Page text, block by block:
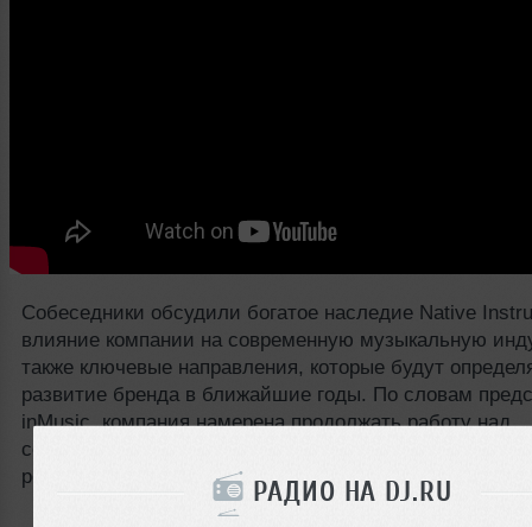
РАДИО НА DJ.RU
Собеседники обсудили богатое наследие Native
влияние компании на современную музыкальную
также ключевые направления, которые будут
развитие бренда в ближайшие годы. По словам
inMusic, компания намерена продолжать работу над
совершенствованием продуктов и расширением
решений для творческих специалистов.